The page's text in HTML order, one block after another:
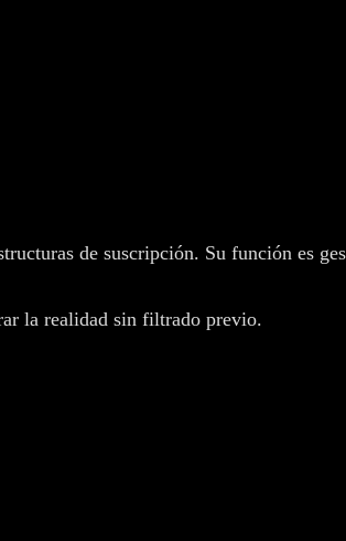
de suscripción. Su función es
la realidad sin filtrado previo.